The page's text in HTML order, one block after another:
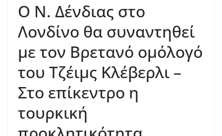
Ο Ν. Δένδιας στο
Λονδίνο θα συναντηθεί
με τον Βρετανό ομόλογό
του Τζέιμς Κλέβερλι –
Στο επίκεντρο η
τουρκική